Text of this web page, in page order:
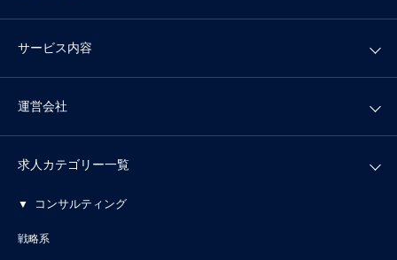
サービス内容
運営会社
求人カテゴリー一覧
コンサルティング
戦略系